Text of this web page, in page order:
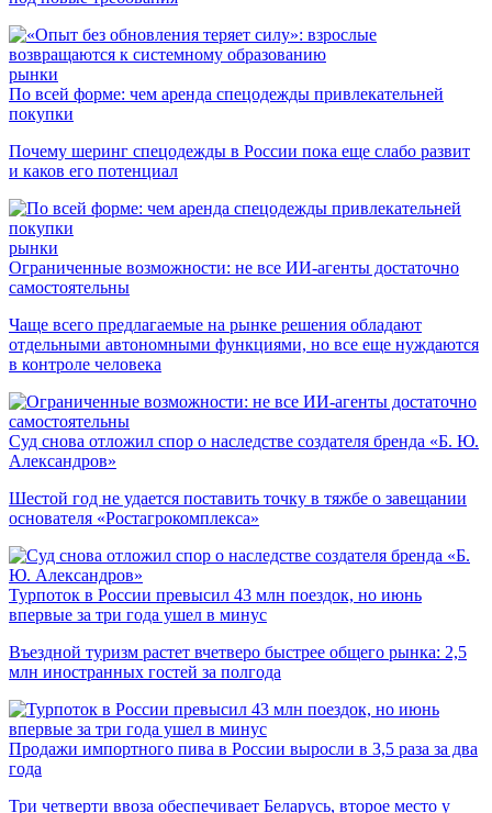
рынки
По всей форме: чем аренда спецодежды привлекательней
покупки
Почему шеринг спецодежды в России пока еще слабо развит
и каков его потенциал
рынки
Ограниченные возможности: не все ИИ-агенты достаточно
самостоятельны
Чаще всего предлагаемые на рынке решения обладают
отдельными автономными функциями, но все еще нуждаются
в контроле человека
Суд снова отложил спор о наследстве создателя бренда «Б. Ю.
Александров»
Шестой год не удается поставить точку в тяжбе о завещании
основателя «Ростагрокомплекса»
Турпоток в России превысил 43 млн поездок, но июнь
впервые за три года ушел в минус
Въездной туризм растет вчетверо быстрее общего рынка: 2,5
млн иностранных гостей за полгода
Продажи импортного пива в России выросли в 3,5 раза за два
года
Три четверти ввоза обеспечивает Беларусь, второе место у